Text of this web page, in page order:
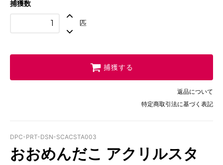
捕獲数
匹
捕獲する
返品について
特定商取引法に基づく表記
DPC-PRT-DSN-SCACSTA003
おおめんだこ アクリルスタ